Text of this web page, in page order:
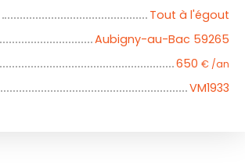
Tout à l'égout
Aubigny-au-Bac 59265
650 € /an
VM1933